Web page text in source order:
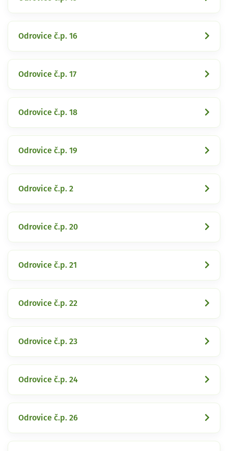
Odrovice č.p. 16
Odrovice č.p. 17
Odrovice č.p. 18
Odrovice č.p. 19
Odrovice č.p. 2
Odrovice č.p. 20
Odrovice č.p. 21
Odrovice č.p. 22
Odrovice č.p. 23
Odrovice č.p. 24
Odrovice č.p. 26